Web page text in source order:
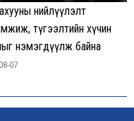
нийлүүлэлт
түгээлтийн хүчин
нэмэгдүүлж байна
07